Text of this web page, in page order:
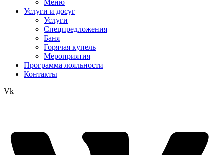
Меню
Услуги и досуг
Услуги
Спецпредложения
Баня
Горячая купель
Мероприятия
Программа лояльности
Контакты
Vk